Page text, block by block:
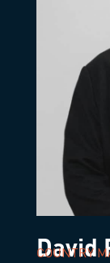
David
COUNTRY